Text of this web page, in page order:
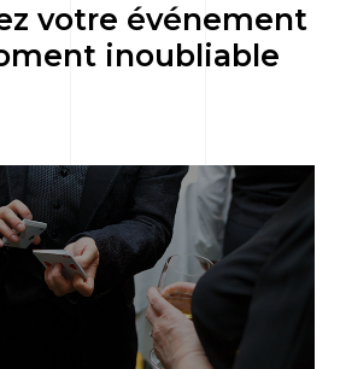
votre événement
inoubliable